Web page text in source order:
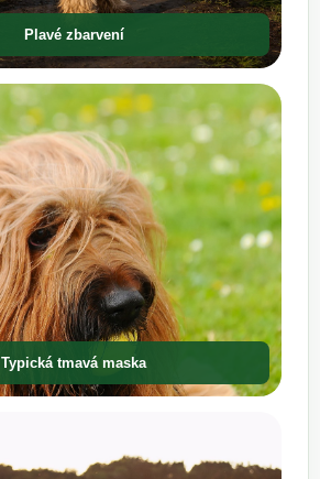
Plavé zbarvení
Typická tmavá maska